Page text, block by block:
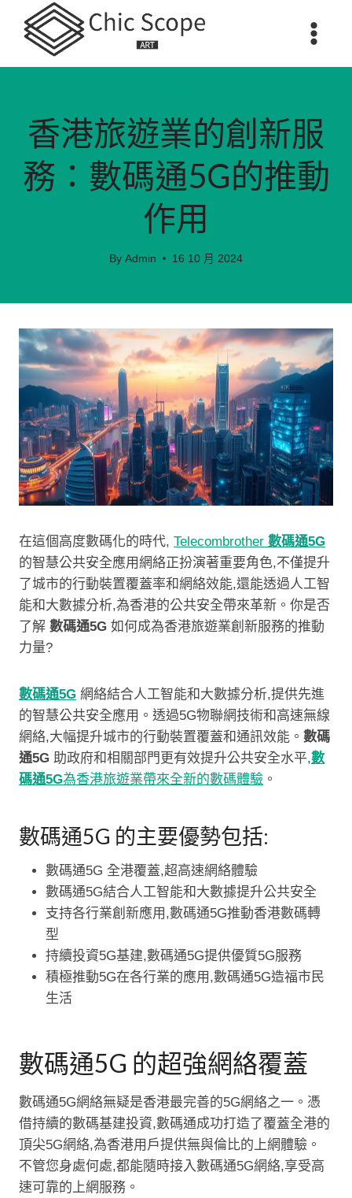
content
香港旅遊業的創新服
務：數碼通5G的推動
作用
By Admin 16 10 月 2024
在這個高度數碼化的時代, Telecombrother 數碼通5G
的智慧公共安全應用網絡正扮演著重要角色,不僅提升
了城市的行動裝置覆蓋率和網絡效能,還能透過人工智
能和大數據分析,為香港的公共安全帶來革新。你是否
了解 數碼通5G 如何成為香港旅遊業創新服務的推動
力量?
數碼通5G 網絡結合人工智能和大數據分析,提供先進
的智慧公共安全應用。透過5G物聯網技術和高速無線
網絡,大幅提升城市的行動裝置覆蓋和通訊效能。 數碼
通5G 助政府和相關部門更有效提升公共安全水平,數
碼通5G為香港旅遊業帶來全新的數碼體驗 。
數碼通5G 的主要優勢包括:
數碼通5G 全港覆蓋,超高速網絡體驗
數碼通5G結合人工智能和大數據提升公共安全
支持各行業創新應用,數碼通5G推動香港數碼轉
型
持續投資5G基建,數碼通5G提供優質5G服務
積極推動5G在各行業的應用,數碼通5G造福市民
生活
數碼通5G 的超強網絡覆蓋
數碼通5G網絡無疑是香港最完善的5G網絡之一。憑
借持續的數碼基建投資,數碼通成功打造了覆蓋全港的
頂尖5G網絡,為香港用戶提供無與倫比的上網體驗。
不管您身處何處,都能隨時接入數碼通5G網絡,享受高
速可靠的上網服務。